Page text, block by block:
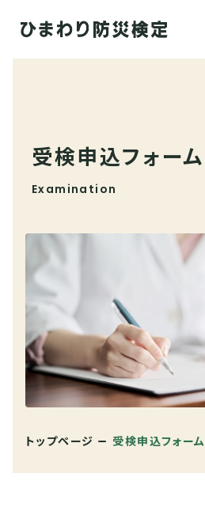
受検申込フォーム
Examination
トップページ 受検申込フォーム